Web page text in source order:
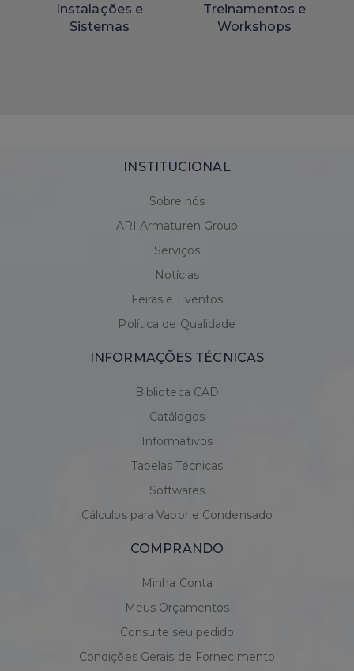
Instalações e
Sistemas
Treinamentos e
Workshops
INSTITUCIONAL
Sobre nós
ARI Armaturen Group
Serviços
Notícias
Feiras e Eventos
Política de Qualidade
INFORMAÇÕES TÉCNICAS
Biblioteca CAD
Catálogos
Informativos
Tabelas Técnicas
Softwares
Cálculos para Vapor e Condensado
COMPRANDO
Minha Conta
Meus Orçamentos
Consulte seu pedido
Condições Gerais de Fornecimento